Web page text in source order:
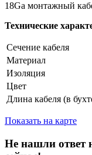
18Ga монтажный
Технические
Сечение кабеля
Материал
Изоляция
Цвет
Длина кабеля (в
Показать на карте
Не нашли ответ